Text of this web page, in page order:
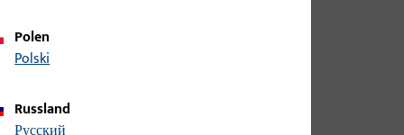
Polen
Polski
Russland